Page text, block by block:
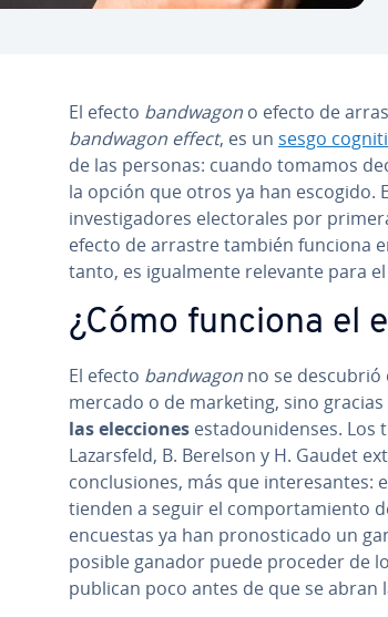
El efecto bandwagon o efecto de
bandwagon effect, es un sesgo
de las personas: cuando tomamos
la opción que otros ya han escogido.
in­ve­s­ti­ga­do­res ele­c­to­ra­les por
efecto de arrastre también funciona
tanto, es igua­l­me­n­te relevante para
¿Cómo funciona el
El efecto bandwagon no se
mercado o de marketing, sino gracias
lasele­c­cio­nes es­ta­dou­ni­de­n­ses. Los
La­za­r­s­fe­ld, B. Berelson y H. Gaudet
co­n­clu­sio­nes, más que in­te­re­sa­n­tes:
tienden a seguir el co­m­po­r­ta­mie­n­to
encuestas ya han pro­no­s­ti­ca­do un
posible ganador puede proceder de
publican poco antes de que se abran